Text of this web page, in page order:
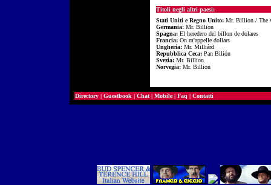
Titoli negli altri paesi:
Stati Uniti e Regno Unito: Mr. Billion / The
Germania: Mr. Billion
Spagna: El heredero del billon de dolares
Francia: On m'appelle dollars
Ungheria: Mr. Milliárd
Repubblica Ceca: Pan Bilión
Svezia: Mr. Billion
Norvegia: Mr. Billion
Directory | Guestbook | Chat | Mobile| Faq | Contatti